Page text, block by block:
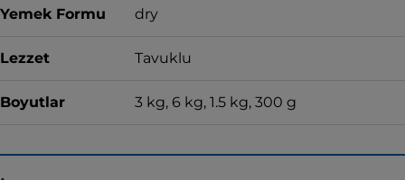
Yemek Formu dry
Lezzet Tavuklu
Boyutlar 3 kg, 6 kg, 1.5 kg, 300 g